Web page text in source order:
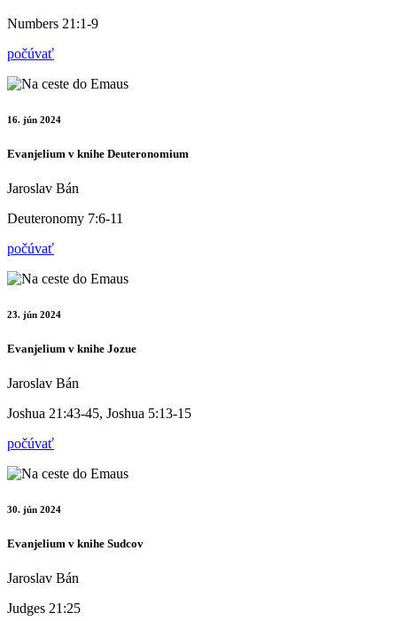
Numbers 21:1-9
počúvať
16. jún 2024
Evanjelium v knihe Deuteronomium
Jaroslav Bán
Deuteronomy 7:6-11
počúvať
23. jún 2024
Evanjelium v knihe Jozue
Jaroslav Bán
Joshua 21:43-45, Joshua 5:13-15
počúvať
30. jún 2024
Evanjelium v knihe Sudcov
Jaroslav Bán
Judges 21:25